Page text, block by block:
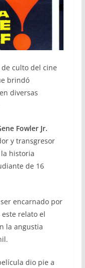
culto del cine
brindó
diversas
Fowler Jr.
y transgresor
historia
de 16
encarnado por
relato el
la angustia
dio pie a